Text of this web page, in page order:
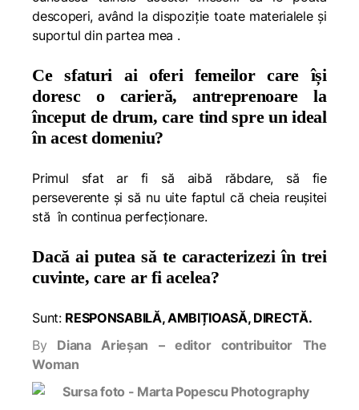
descoperi, având la dispoziție toate materialele și
suportul din partea mea .
Ce sfaturi ai oferi femeilor care își
doresc o carieră, antreprenoare la
început de drum, care tind spre un ideal
în acest domeniu?
Primul sfat ar fi să aibă răbdare, să fie
perseverente și să nu uite faptul că cheia reușitei
stă în continua perfecționare.
Dacă ai putea să te caracterizezi în trei
cuvinte, care ar fi acelea?
Sunt: RESPONSABILĂ, AMBIȚIOASĂ, DIRECTĂ.
By Diana Arieșan – editor contribuitor The
Woman